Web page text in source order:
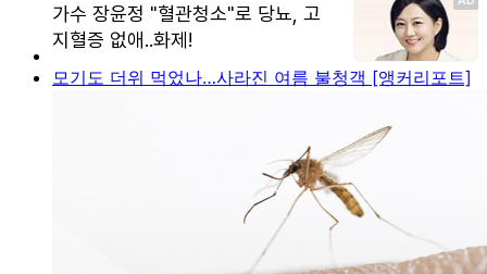
모기도 더위 먹었나…사라진 여름 불청객 [앵커리포트]